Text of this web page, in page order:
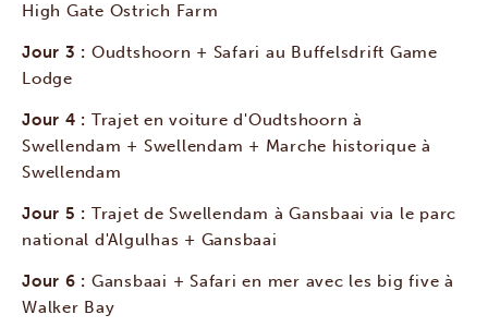
High Gate Ostrich Farm
Jour 3 : Oudtshoorn + Safari au Buffelsdrift Game
Lodge
Jour 4 : Trajet en voiture d'Oudtshoorn à
Swellendam + Swellendam + Marche historique à
Swellendam
Jour 5 : Trajet de Swellendam à Gansbaai via le parc
national d'Algulhas + Gansbaai
Jour 6 : Gansbaai + Safari en mer avec les big five à
Walker Bay